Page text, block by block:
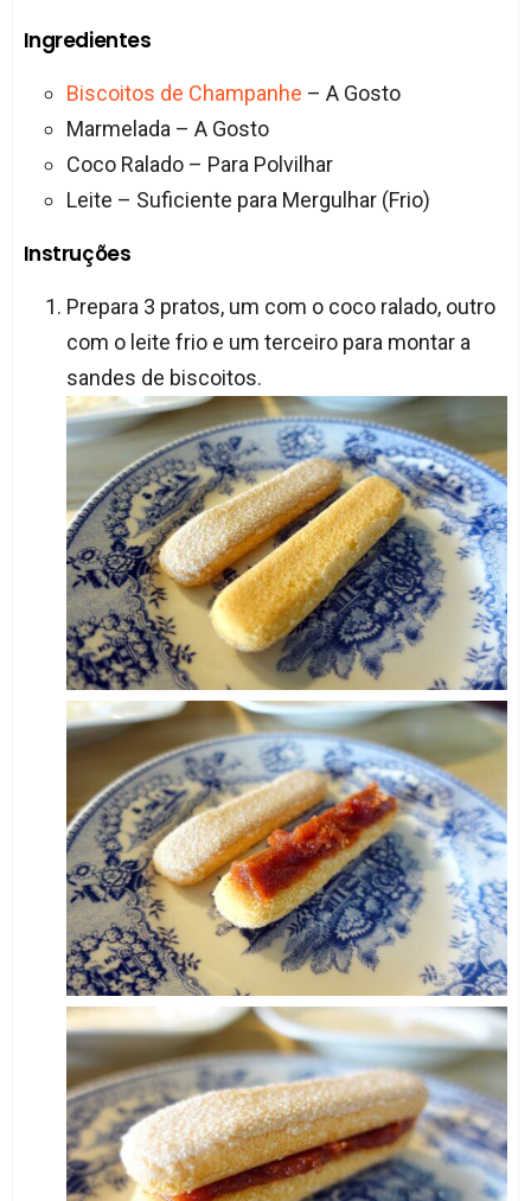
Ingredientes
Biscoitos de Champanhe – A Gosto
Marmelada – A Gosto
Coco Ralado – Para Polvilhar
Leite – Suficiente para Mergulhar (Frio)
Instruções
Prepara 3 pratos, um com o coco ralado, outro
com o leite frio e um terceiro para montar a
sandes de biscoitos.